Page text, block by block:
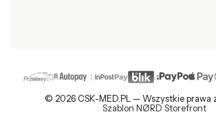
© 2026 CSK-MED.PL — Wszystkie prawa
Szablon NØRD Storefront